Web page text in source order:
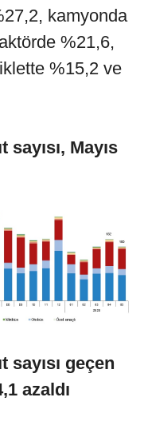
kamyonda
%21,6,
%15,2 ve
sayısı, Mayıs
sayısı geçen
azaldı